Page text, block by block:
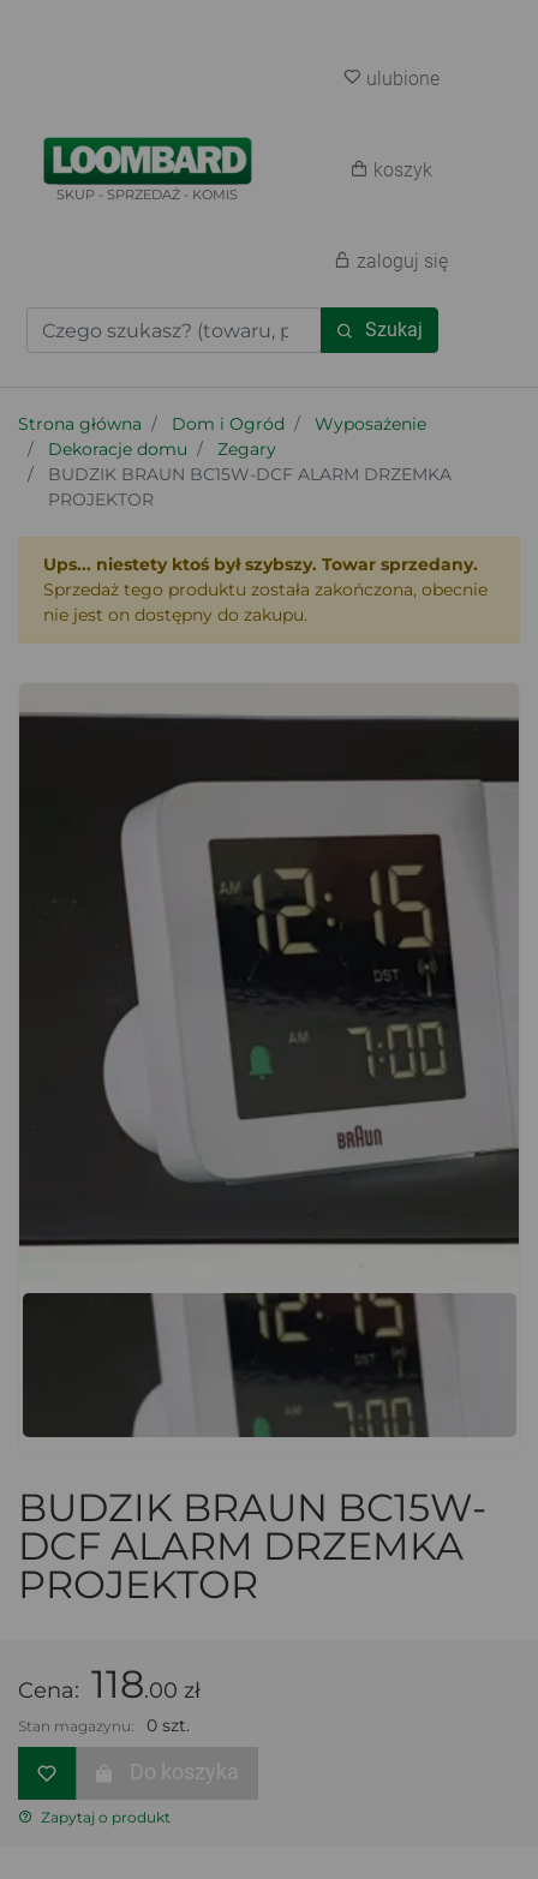
SKUP - SPRZEDAŻ - KOMIS
Szukaj
ulubione
koszyk
zaloguj się
Strona główna Dom i Ogród
Wyposażenie
Dekoracje domu
Zegary
BUDZIK BRAUN BC15W-DCF ALARM DRZEMKA
PROJEKTOR
Ups... niestety ktoś był szybszy. Towar sprzedany.
Sprzedaż tego produktu została zakończona, obecnie
nie jest on dostępny do zakupu.
BUDZIK BRAUN BC15W-
DCF ALARM DRZEMKA
PROJEKTOR
Cena: 118.00 zł
Stan magazynu: 0 szt.
Do koszyka
Zapytaj o produkt